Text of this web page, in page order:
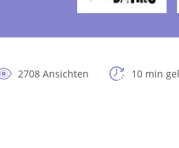
2708 Ansichten 10 min